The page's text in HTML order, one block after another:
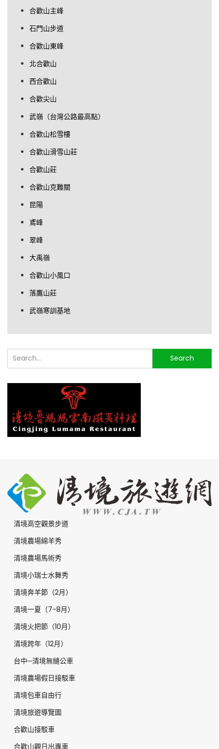
合歡山主峰
石門山步道
合歡山東峰
北合歡山
西合歡山
合歡尖山
武嶺（台灣公路最高點）
合歡山松雪樓
合歡山滑雪山莊
合歡山莊
合歡山克難關
昆陽
鳶峰
翠峰
大禹嶺
合歡山小風口
落鷹山莊
武嶺寒訓基地
搜
尋...
Search
清境高空觀景步道
清境農場綿羊秀
清境農場馬術秀
清境小瑞士水舞秀
清境奔羊節（2月）
清境一夏（7-8月）
清境火把節（10月）
清境跨年（12月）
台中─清境無縫公車
清境農場假日接駁車
清境包車自由行
清境旅遊導覽圖
合歡山接駁車
合歡山觀日出專車